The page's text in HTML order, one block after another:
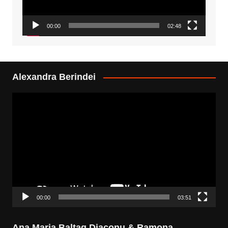
00:00 02:48
Alexandra Berindei
00:00 03:51